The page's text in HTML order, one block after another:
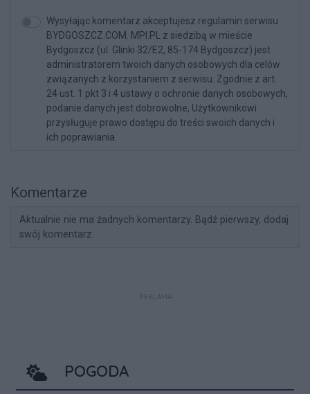
Wysyłając komentarz akceptujesz regulamin serwisu
BYDGOSZCZ.COM. MPI.PL z siedzibą w mieście
Bydgoszcz (ul. Glinki 32/E2, 85-174 Bydgoszcz) jest
administratorem twoich danych osobowych dla celów
związanych z korzystaniem z serwisu. Zgodnie z art.
24 ust. 1 pkt 3 i 4 ustawy o ochronie danych osobowych,
podanie danych jest dobrowolne, Użytkownikowi
przysługuje prawo dostępu do treści swoich danych i
ich poprawiania.
Komentarze
Aktualnie nie ma żadnych komentarzy. Bądź pierwszy, dodaj
swój komentarz.
REKLAMA
POGODA